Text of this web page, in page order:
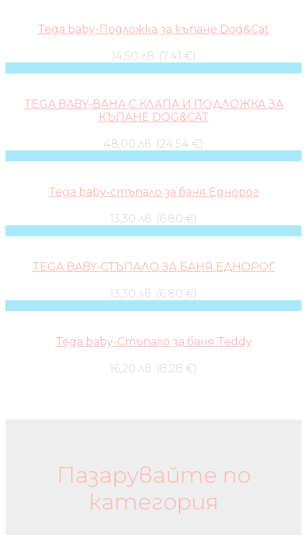
Tega baby-Подложка за къпане Dog&Cat
14,50 лв. (7.41 €)
TEGA BABY-ВАНА С КЛАПА И ПОДЛОЖКА ЗА
КЪПАНЕ DOG&CAT
48,00 лв. (24.54 €)
Tega baby-стъпало за баня Еднорог
13,30 лв. (6.80 €)
TEGA BABY-СТЪПАЛО ЗА БАНЯ ЕДНОРОГ
13,30 лв. (6.80 €)
Tega baby-Стъпало за баня Teddy
16,20 лв. (8.28 €)
Пазарувайте по
категория